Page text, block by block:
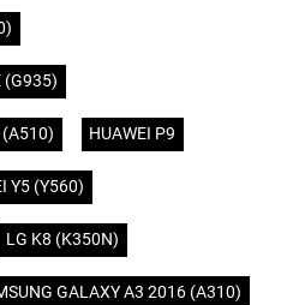
(G935)
(A510) HUAWEI P9
Y5 (Y560)
LG K8 (K350N)
GALAXY A3 2016 (A310)